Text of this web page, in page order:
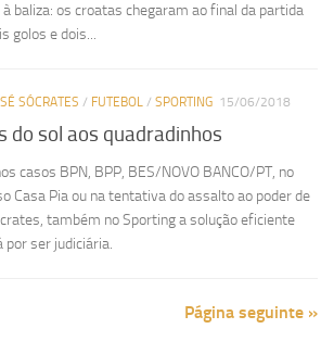
à baliza: os croatas chegaram ao final da partida
golos e dois...
SÓCRATES / FUTEBOL / SPORTING 15/06/2018
do sol aos quadradinhos
casos BPN, BPP, BES/NOVO BANCO/PT, no
Casa Pia ou na tentativa do assalto ao poder de
também no Sporting a solução eficiente
por ser judiciária.
Página seguinte »